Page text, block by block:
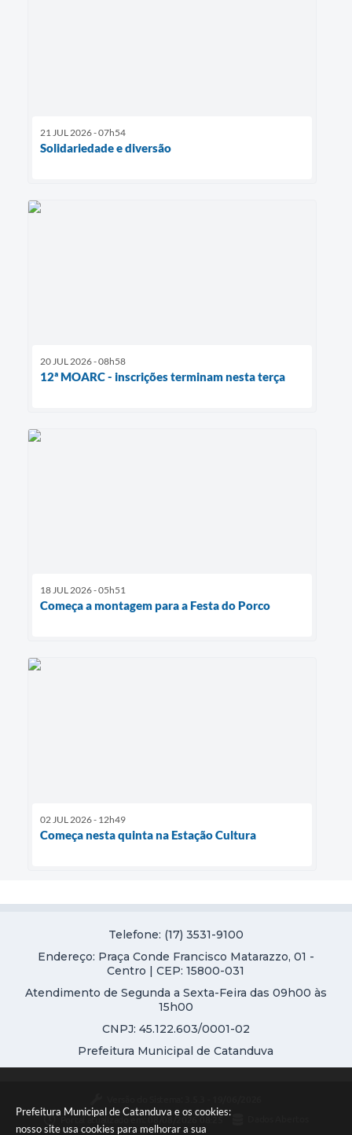
Prefeitura Municipal de Catanduva e os cookies:
nosso site usa cookies para melhorar a sua
21 JUL 2026 - 07h54
Solidariedade e diversão
20 JUL 2026 - 08h58
12ª MOARC - inscrições terminam nesta terça
18 JUL 2026 - 05h51
Começa a montagem para a Festa do Porco
02 JUL 2026 - 12h49
Começa nesta quinta na Estação Cultura
Telefone: (17) 3531-9100
Endereço: Praça Conde Francisco Matarazzo, 01 -
Centro | CEP: 15800-031
Atendimento de Segunda a Sexta-Feira das 09h00 às
15h00
CNPJ: 45.122.603/0001-02
Prefeitura Municipal de Catanduva
Portal atualizado em: